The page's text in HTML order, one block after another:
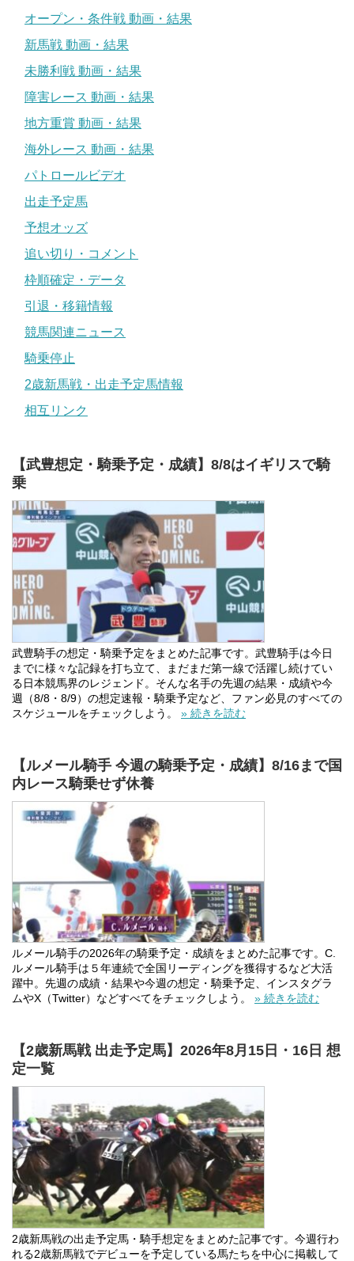
オープン・条件戦 動画・結果
新馬戦 動画・結果
未勝利戦 動画・結果
障害レース 動画・結果
地方重賞 動画・結果
海外レース 動画・結果
パトロールビデオ
出走予定馬
予想オッズ
追い切り・コメント
枠順確定・データ
引退・移籍情報
競馬関連ニュース
騎乗停止
2歳新馬戦・出走予定馬情報
相互リンク
【武豊想定・騎乗予定・成績】8/8はイギリスで騎
乗
武豊騎手の想定・騎乗予定をまとめた記事です。武豊騎手は今日
までに様々な記録を打ち立て、まだまだ第一線で活躍し続けてい
る日本競馬界のレジェンド。そんな名手の先週の結果・成績や今
週（8/8・8/9）の想定速報・騎乗予定など、ファン必見のすべての
スケジュールをチェックしよう。 » 続きを読む
【ルメール騎手 今週の騎乗予定・成績】8/16まで国
内レース騎乗せず休養
ルメール騎手の2026年の騎乗予定・成績をまとめた記事です。C.
ルメール騎手は５年連続で全国リーディングを獲得するなど大活
躍中。先週の成績・結果や今週の想定・騎乗予定、インスタグラ
ムやX（Twitter）などすべてをチェックしよう。 » 続きを読む
【2歳新馬戦 出走予定馬】2026年8月15日・16日 想
定一覧
2歳新馬戦の出走予定馬・騎手想定をまとめた記事です。今週行わ
れる2歳新馬戦でデビューを予定している馬たちを中心に掲載して